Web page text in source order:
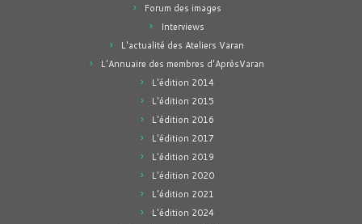
Forum des images
Interviews
L'actualité des Ateliers Varan
L'Annuaire des membres d'AprèsVaran
L'édition 2014
L'édition 2015
L'édition 2016
L'édition 2017
L'édition 2019
L'édition 2020
L'édition 2021
L'édition 2024